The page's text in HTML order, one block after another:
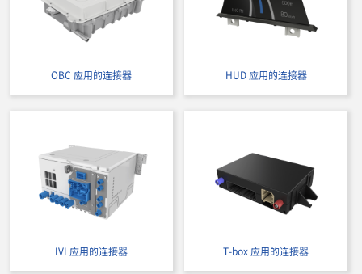
OBC 应用的连接器 HUD 应用的连接器
IVI 应用的连接器 T-box 应用的连接器